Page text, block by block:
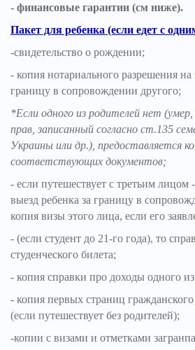
- финансовые гарантии (см ниже).
Пакет для ребенка (если едет с
-свидетельство о рождении;
- копия нотариального разрешения на
границу в сопровождении другого;
*Если одного из родителей нет
прав, записанный согласно ст.135
Украины или др.), предоставляется
соответствующих документов;
- если путешествует с третьим лицом
выезд ребенка за границу в
копия визы этого лица, если его
- (если студент до 21-го года), то
студенческого билета;
- копия справки про доходы одного
- копия первых страниц
(если путешествует без родителей);
-копии с визами и отметками